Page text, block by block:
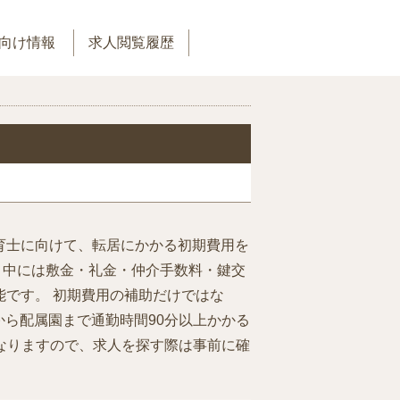
け情報 求人閲覧履歴
に向けて、転居にかかる初期費用を
には敷金・礼金・仲介手数料・鍵交
す。 初期費用の補助だけではな
配属園まで通勤時間90分以上かかる
りますので、求人を探す際は事前に確